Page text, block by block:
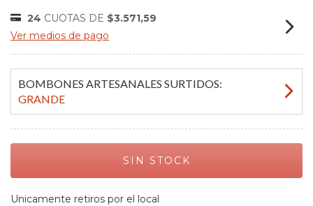
24 CUOTAS DE $3.571,59
Ver medios de pago
BOMBONES ARTESANALES SURTIDOS:
GRANDE
Unicamente retiros por el local